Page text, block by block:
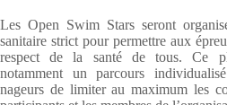
Les Open Swim Stars seront
sanitaire strict pour permettre aux
respect de la santé de tous. Ce
notamment un parcours
nageurs de limiter au maximum les